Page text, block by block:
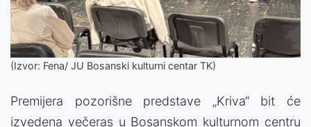
(Izvor: Fena/ JU Bosanski kulturni centar TK)
Premijera pozorišne predstave „Kriva“ bit će
izvedena večeras u Bosanskom kulturnom centru